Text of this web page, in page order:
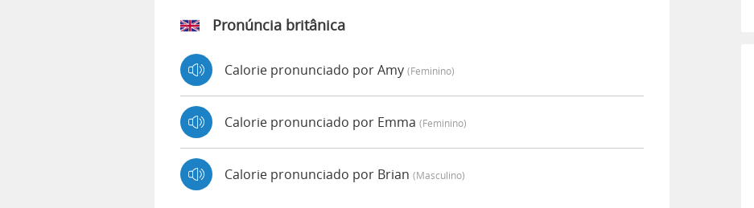
Pronúncia britânica
Calorie pronunciado por Amy (feminino)
Calorie pronunciado por Emma (feminino)
Calorie pronunciado por Brian (masculino)